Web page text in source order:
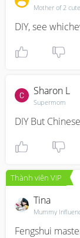
Mother of 2
DIY, see
Sharon L
Supermom
DIY But
Thành viên VIP
Tina
Mummy
Fengshui